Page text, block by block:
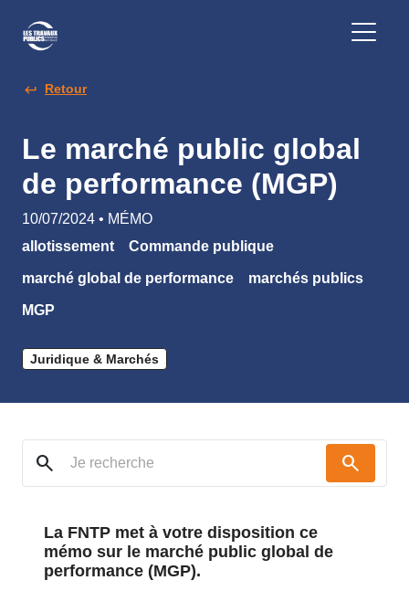
Retour
Le marché public global
de performance (MGP)
10/07/2024 • MÉMO
allotissement
Commande publique
marché global de performance marchés publics
MGP
Juridique & Marchés
search search
La FNTP met à votre disposition ce
mémo sur le marché public global de
performance (MGP).